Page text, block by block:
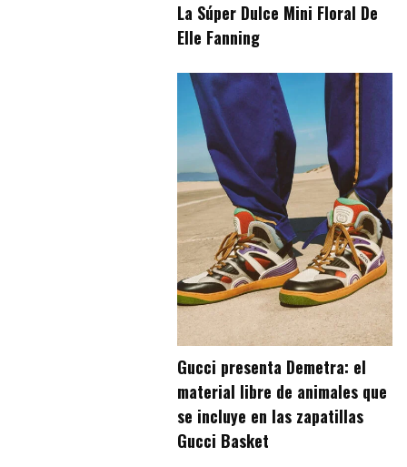
La Súper Dulce Mini Floral De
Elle Fanning
Gucci presenta Demetra: el
material libre de animales que
se incluye en las zapatillas
Gucci Basket